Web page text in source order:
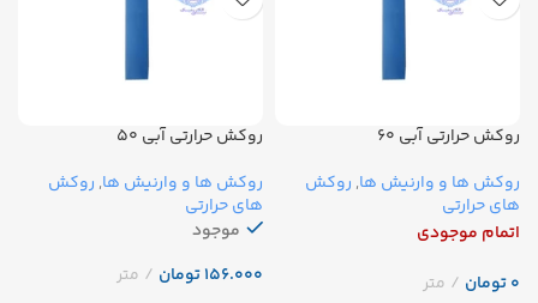
روکش حرارتی آبی ۶۰
روکش ها و وارنیش ها, روکش
های حرارتی
اتمام موجودی
تومان
روکش حرارتی آبی ۵۰
روکش ها و وارنیش ها, روکش
های حرارتی
موجود
تومان